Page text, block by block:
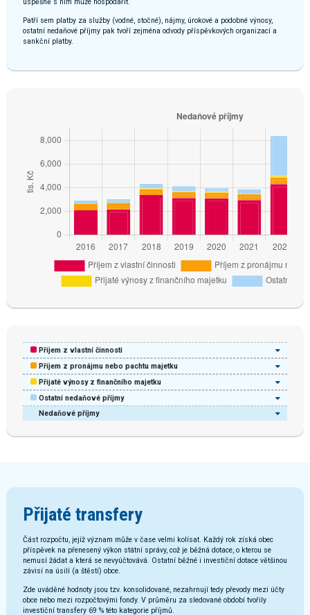
Patří sem platby za služby (vodné, stočné), nájmy, úrokové a podobné výnosy,
ostatní nedaňové příjmy pak tvoří zejména odvody příspěvkových organizací a
sankční platby.
Nedaňové příjmy
Příjem z vlastní činnosti
Příjem z pronájmu nebo pachtu majetku
Přijaté výnosy z finančního majetku
Ostatní nedaňové příjmy
Přijaté transfery
Část rozpočtu, jejíž význam může v čase velmi kolísat. Každý rok získá obec
příspěvek na přenesený výkon státní správy, což je běžná dotace, o kterou se
nemusí žádat a která se nevyúčtovává. Ostatní běžné i investiční dotace většinou
závisí na úsilí (a štěstí) obce.
Zde uváděné hodnoty jsou tzv. konsolidované, nezahrnují tedy převody mezi účty
obce nebo mezi rozpočtovými fondy. V průměru za sledované období tvořily
investiční transfery 69 % této kategorie příjmů.